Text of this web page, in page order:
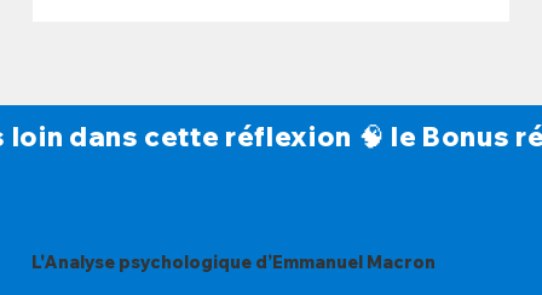
loin dans cette réflexion 🧠 le Bonus
L'Analyse psychologique d’Emmanuel Macron